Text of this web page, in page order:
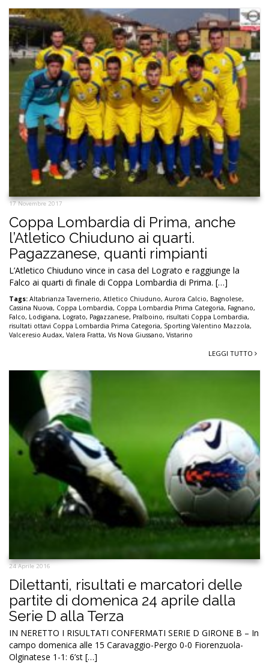
17 Novembre 2017
Coppa Lombardia di Prima, anche
l’Atletico Chiuduno ai quarti.
Pagazzanese, quanti rimpianti
L’Atletico Chiuduno vince in casa del Lograto e raggiunge la
Falco ai quarti di finale di Coppa Lombardia di Prima. […]
Tags: Altabrianza Tavernerio, Atletico Chiuduno, Aurora Calcio, Bagnolese,
Cassina Nuova, Coppa Lombardia, Coppa Lombardia Prima Categoria, Fagnano,
Falco, Lodigiana, Lograto, Pagazzanese, Pralboino, risultati Coppa Lombardia,
risultati ottavi Coppa Lombardia Prima Categoria, Sporting Valentino Mazzola,
Valceresio Audax, Valera Fratta, Vis Nova Giussano, Vistarino
LEGGI TUTTO
24 Aprile 2016
Dilettanti, risultati e marcatori delle
partite di domenica 24 aprile dalla
Serie D alla Terza
IN NERETTO I RISULTATI CONFERMATI SERIE D GIRONE B – In
campo domenica alle 15 Caravaggio-Pergo 0-0 Fiorenzuola-
Olginatese 1-1: 6’st […]